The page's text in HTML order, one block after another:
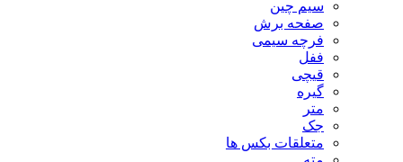
سیم چین
صفحه برش
فرچه سیمی
ففل
قیچی
گیره
متر
جک
متعلقات بکس ها